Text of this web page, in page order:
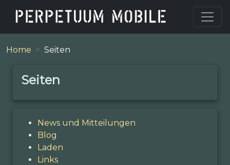
Home Seiten
Seiten
News und Mitteilungen
Blog
Laden
Links